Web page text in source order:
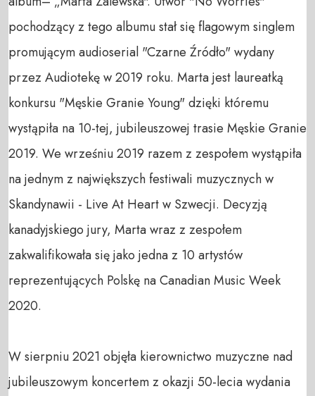
pochodzący z tego albumu stał się flagowym singlem
promującym audioserial "Czarne Źródło" wydany
przez Audiotekę w 2019 roku. Marta jest laureatką
konkursu "Męskie Granie Young" dzięki któremu
wystąpiła na 10-tej, jubileuszowej trasie Męskie Granie
2019. We wrześniu 2019 razem z zespołem wystąpiła
na jednym z największych festiwali muzycznych w
Skandynawii - Live At Heart w Szwecji. Decyzją
kanadyjskiego jury, Marta wraz z zespołem
zakwalifikowała się jako jedna z 10 artystów
reprezentujących Polskę na Canadian Music Week
2020.
W sierpniu 2021 objęła kierownictwo muzyczne nad
jubileuszowym koncertem z okazji 50-lecia wydania